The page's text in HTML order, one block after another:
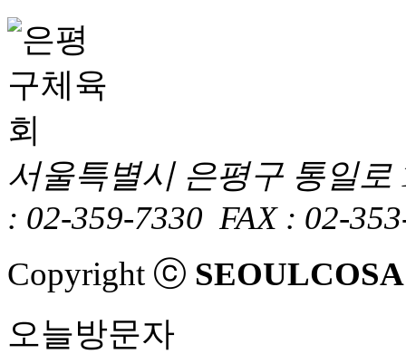
서울특별시 은평구 통일
: 02-359-7330 FAX : 02-
Copyright ⓒ SEOULCOSA
오늘방문자